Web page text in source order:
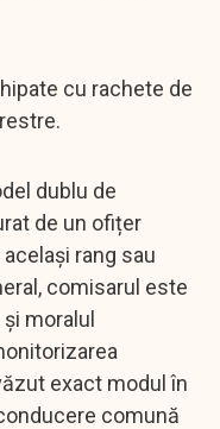
cu rachete de
dublu de
de un ofițer
rang sau
comisarul este
moralul
exact modul în
comună